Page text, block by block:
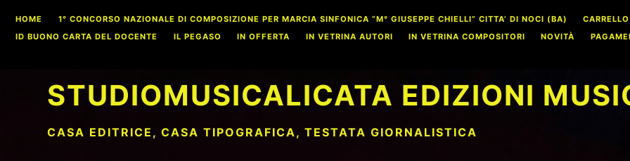
content
HOME 1° CONCORSO NAZIONALE DI COMPOSIZIONE PER MARCIA SINFONICA “M° GIUSEPPE CHIELLI” CITTA’ DI NOCI (BA)
CARRELLO
ID BUONO CARTA DEL DOCENTE
IL PEGASO IN OFFERTA IN VETRINA AUTORI IN VETRINA COMPOSITORI NOVITÀ
STUDIOMUSICALICATA EDIZIONI
CASA EDITRICE, CASA TIPOGRAFICA, TESTATA GIORNALISTICA